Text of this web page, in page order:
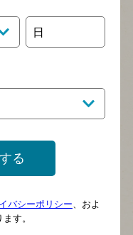
日
る
バシーポリシー、およ
す。